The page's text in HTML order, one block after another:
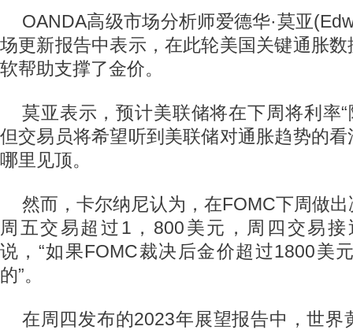
OANDA高级市场分析师爱德华·莫亚
场更新报告中表示，在此轮美国关键通胀
软帮助支撑了金价。
莫亚表示，预计美联储将在下周将利率
但交易员将希望听到美联储对通胀趋势的
哪里见顶。
然而，卡尔纳尼认为，在FOMC下周做
周五交易超过1，800美元，周四交易
说，“如果FOMC裁决后金价超过1800美
的”。
在周四发布的2023年展望报告中，世界